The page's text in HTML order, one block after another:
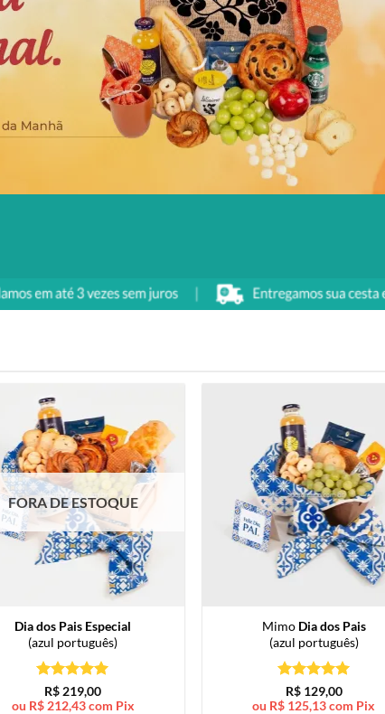
FORA DE ESTOQUE
Dia dos Pais Especial
(azul português)
Avaliação5
de 5
R$219,00
ou R$212,43com Pix
Mimo Dia dos Pais
(azul português)
Avaliação5
de 5
R$129,00
ou R$ 125,13com Pix